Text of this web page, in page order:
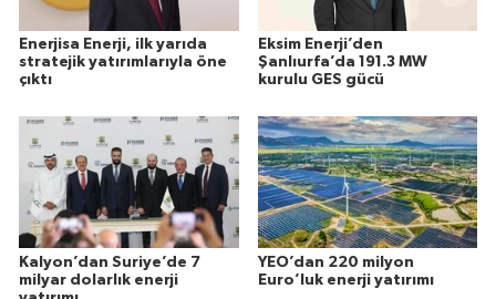
Enerjisa Enerji, ilk yarıda
stratejik yatırımlarıyla öne
çıktı
Eksim Enerji’den
Şanlıurfa’da 191.3 MW
kurulu GES gücü
Kalyon’dan Suriye’de 7
milyar dolarlık enerji
YEO’dan 220 milyon
Euro’luk enerji yatırımı